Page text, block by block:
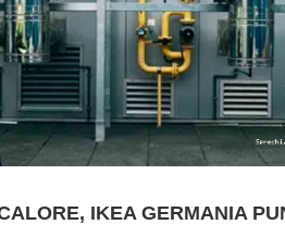
IKEA GERMANIA